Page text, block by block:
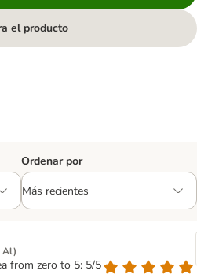
el producto
Ordenar por
Al)
from zero to 5: 5/5